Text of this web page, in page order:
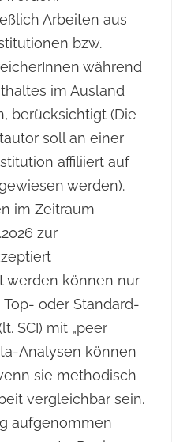
Arbeiten aus
bzw.
während
im Ausland
berücksichtigt (Die
soll an einer
affiliiert auf
werden).
im Zeitraum
zur
werden können nur
oder Standard-
SCI) mit „peer
Analysen können
sie methodisch
vergleichbar sein.
aufgenommen